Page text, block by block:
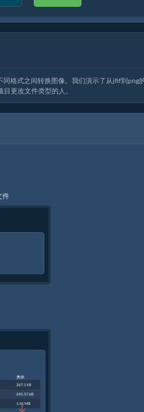
格式之间转换图像。我们演示了从jfif到png
更改文件类型的人。
件